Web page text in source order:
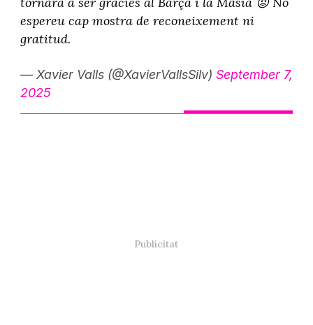
espereu cap mostra de reconeixement ni
gratitud.
— Xavier Valls (@XavierVallsSilv) September 7,
2025